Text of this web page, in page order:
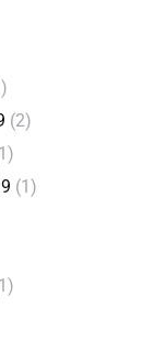
(2)
(1)